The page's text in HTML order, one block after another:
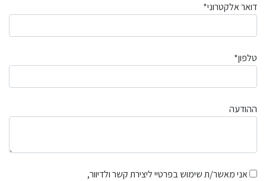
דואר אלקטרוני*
טלפון*
ההודעה
אני מאשר/ת שימוש בפרטיי ליצירת קשר ולדיוור,